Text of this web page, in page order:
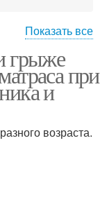
на пружинах
Показать все
грыже
при
и
возраста.